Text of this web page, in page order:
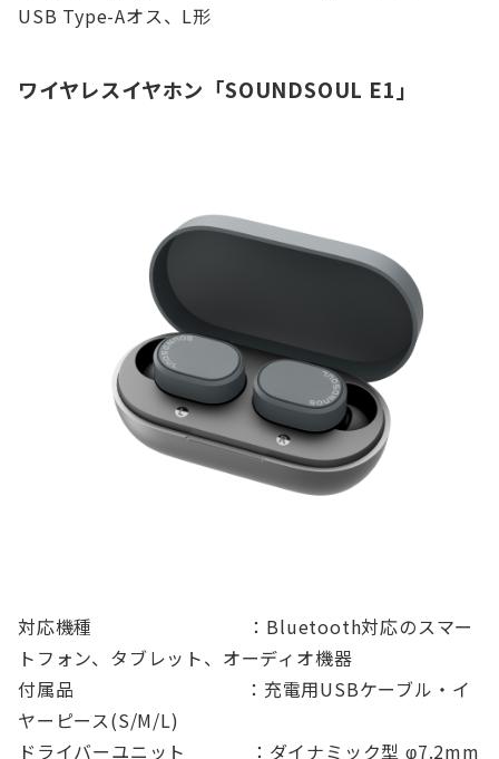
USB Type-Aオス、L形
ワイヤレスイヤホン「SOUNDSOUL E1」
対応機種 ：Bluetooth対応のスマー
トフォン、タブレット、オーディオ機器
付属品 ：充電用USBケーブル・イ
ヤーピース(S/M/L)
ドライバーユニット ：ダイナミック型 φ7.2mm